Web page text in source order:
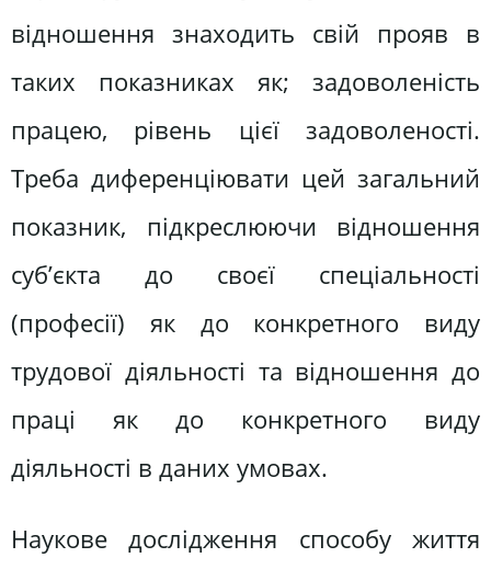
відношення знаходить свій прояв в
таких показниках як; задоволеність
працею, рівень цієї задоволеності.
Треба диференціювати цей загальний
показник, підкреслюючи відношення
суб’єкта до своєї спеціальності
(професії) як до конкретного виду
трудової діяльності та відношення до
праці як до конкретного виду
діяльності в даних умовах.
Наукове дослідження способу життя